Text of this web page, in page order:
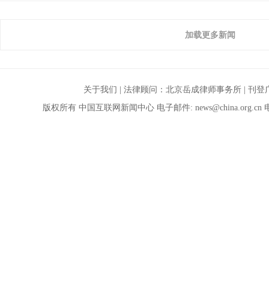
加载更多新闻
关于我们 | 法律顾问：北京岳成律师事务所 |刊登
版权所有 中国互联网新闻中心 电子邮件: news@china.org.cn